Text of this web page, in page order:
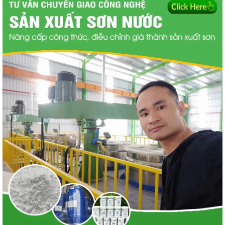
Tìm hiểu cách làm sơn ?
Làm sơn nước có dễ không ?